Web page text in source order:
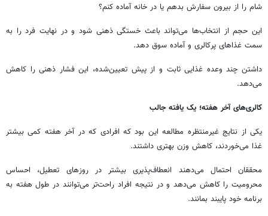
شام را از بیرون سفارش بدهم یا در خانه آماده کنم؟
این حجم از انتخاب‌ها می‌تواند باعث خستگی ذهنی شود و در نهایت فرد را به
سمت غذاهای پرکالری و آماده سوق دهد.
داشتن چند وعده غذایی ثابت و از پیش تعیین‌شده، این فشار ذهنی را کاهش
می‌دهد.
کالری‌های آخر هفته؛ یک یافته جالب
یکی از نتایج غیرمنتظره مطالعه این بود که افرادی که در آخر هفته کمی بیشتر
غذا می‌خوردند، کاهش وزن بهتری داشتند.
محققان احتمال می‌دهند انعطاف‌پذیری بیشتر در روزهای تعطیل، احساس
محرومیت را کاهش می‌دهد و در نتیجه افراد راحت‌تر می‌توانند در طول هفته به
برنامه خود پایبند بمانند.